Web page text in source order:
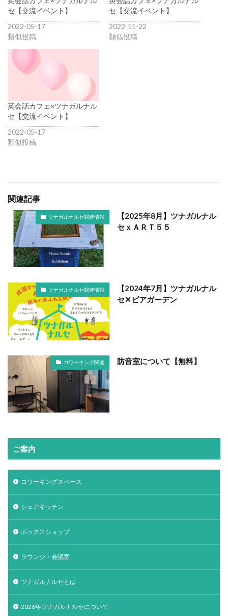
セ【交流イベント】
2022-05-17
類似投稿
セ【交流イベント】
2022-11-22
類似投稿
英会話カフェ×ツナガルナル
セ【交流イベント】
2022-05-17
類似投稿
関連記事
ツナガルナルセ関連情報
【2025年8月】ツナガルナル
セｘＡＲＴ５５
ツナガルナルセ関連情報
【2024年7月】ツナガルナル
セ✕ビアガーデン
コワーキング関連 防音室について【無料】
ご案内
コワーキングスペース
シェアキッチン
ボックスショップ
ラウンジ・会議室
ツナガルナルセとは
2026年ツナガルナルセについて